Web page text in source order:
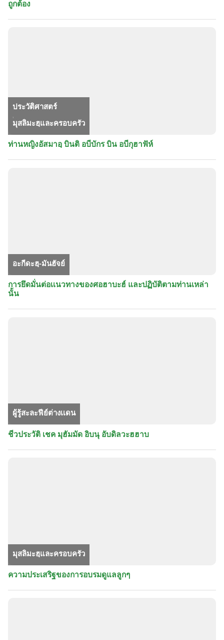
ถูกต้อง
ประวัติศาสตร์
มุสลิมะฮฺและครอบครัว
ท่านหญิงอัสมาอฺ บินติ อบีบักร บิน อบีกุฮาฟัห์
อะกีดะฮฺ-มันฮัจย์
การยึดมั่นต่อเเนวทางของศอฮาบะฮ์ และปฏิบัติตามท่านเหล่า
นั้น
ผู้รู้สะละฟีย์ต่างเเดน
ชีวประวัติ เชค มุฮัมมัด อิบนุ อับดิลวะฮฮาบ
มุสลิมะฮฺและครอบครัว
ความประเสริฐของการอบรมดูแลลูกๆ